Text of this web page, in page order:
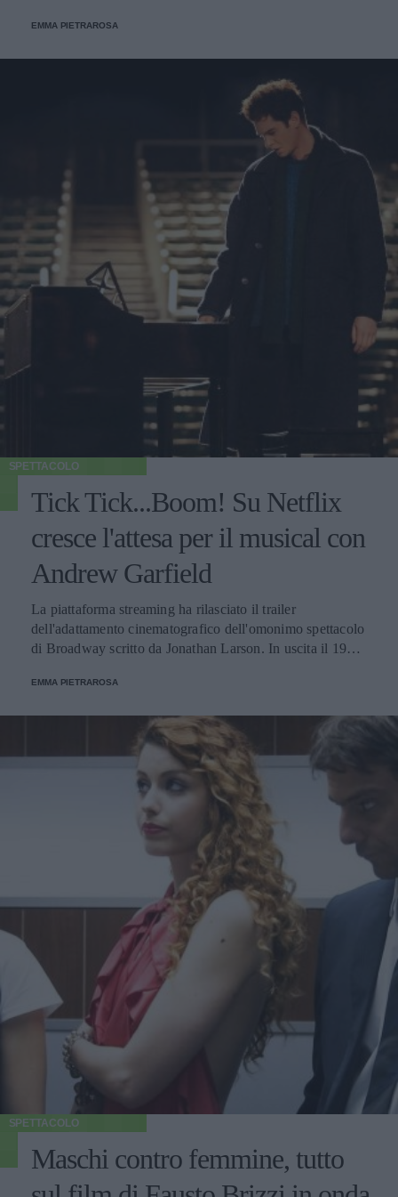
EMMA PIETRAROSA
SPETTACOLO
Tick Tick...Boom! Su Netflix
cresce l'attesa per il musical con
Andrew Garfield
La piattaforma streaming ha rilasciato il trailer
dell'adattamento cinematografico dell'omonimo spettacolo
di Broadway scritto da Jonathan Larson. In uscita il 19
EMMA PIETRAROSA
SPETTACOLO
Maschi contro femmine, tutto